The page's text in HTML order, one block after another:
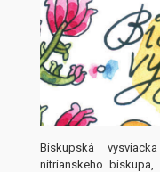
Biskupská
nitrianskeho